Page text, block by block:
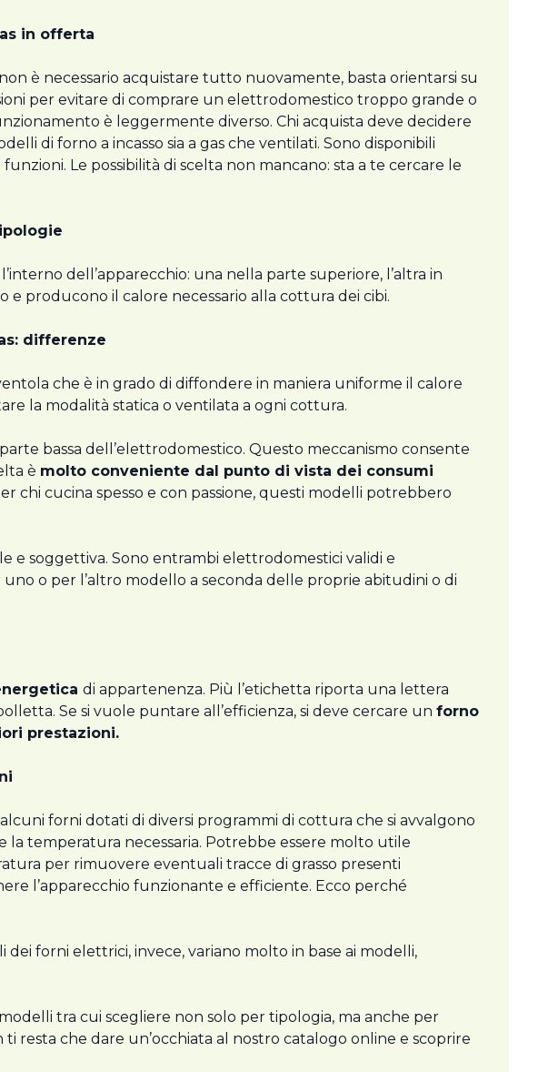
in offerta
è necessario acquistare tutto nuovamente, basta orientarsi su
per evitare di comprare un elettrodomestico troppo grande o
è leggermente diverso. Chi acquista deve decidere
di forno a incasso sia a gas che ventilati. Sono disponibili
Le possibilità di scelta non mancano: sta a te cercare le
dell’apparecchio: una nella parte superiore, l’altra in
producono il calore necessario alla cottura dei cibi.
differenze
che è in grado di diffondere in maniera uniforme il calore
la modalità statica o ventilata a ogni cottura.
bassa dell’elettrodomestico. Questo meccanismo consente
è molto conveniente dal punto di vista dei consumi
chi cucina spesso e con passione, questi modelli potrebbero
e soggettiva. Sono entrambi elettrodomestici validi e
o per l’altro modello a seconda delle proprie abitudini o di
di appartenenza. Più l’etichetta riporta una lettera
Se si vuole puntare all’efficienza, si deve cercare un forno
prestazioni.
forni dotati di diversi programmi di cottura che si avvalgono
temperatura necessaria. Potrebbe essere molto utile
per rimuovere eventuali tracce di grasso presenti
l’apparecchio funzionante e efficiente. Ecco perché
forni elettrici, invece, variano molto in base ai modelli,
tra cui scegliere non solo per tipologia, ma anche per
resta che dare un’occhiata al nostro catalogo online e scoprire